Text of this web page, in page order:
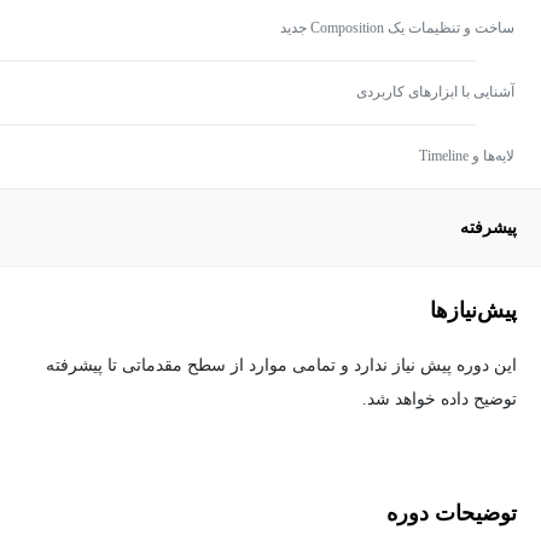
ساخت و تنظیمات یک Composition جدید
آشنایی با ابزارهای کاربردی
لایه‌ها و Timeline
پیشرفته
پیش‌نیاز‌ها
این دوره پیش نیاز ندارد و تمامی موارد از سطح مقدماتی تا پیشرفته
توضیح داده خواهد شد.
توضیحات دوره